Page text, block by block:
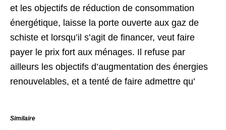
et les objectifs de réduction de consommation
énergétique, laisse la porte ouverte aux gaz de
schiste et lorsqu’il s’agit de financer, veut faire
payer le prix fort aux ménages. Il refuse par
ailleurs les objectifs d’augmentation des énergies
renouvelables, et a tenté de faire admettre qu’
Similaire